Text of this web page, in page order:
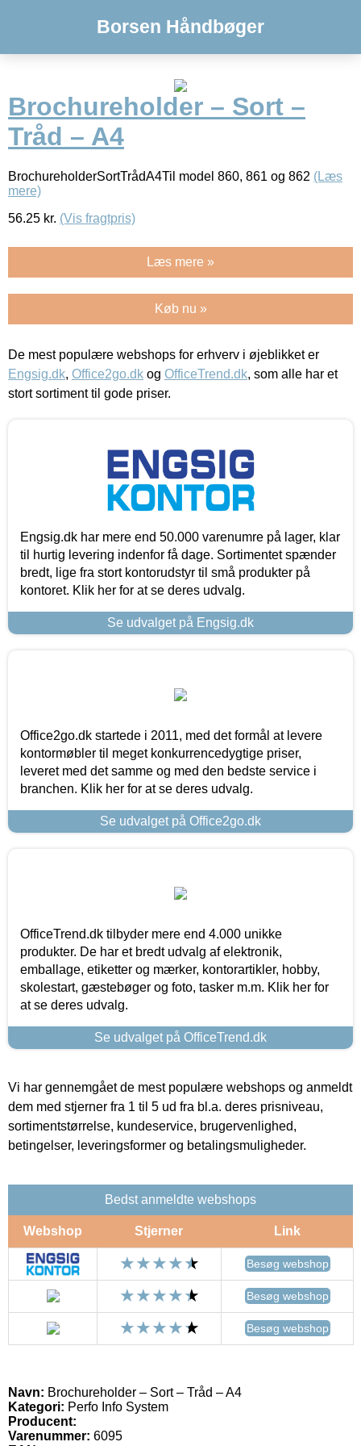
Borsen Håndbøger
Brochureholder – Sort –
Tråd – A4
BrochureholderSortTrådA4Til model 860, 861 og 862 (Læs
mere)
56.25 kr. (Vis fragtpris)
Læs mere »
Køb nu »
De mest populære webshops for erhverv i øjeblikket er
Engsig.dk, Office2go.dk og OfficeTrend.dk, som alle har et
stort sortiment til gode priser.
Engsig.dk har mere end 50.000 varenumre på lager, klar
til hurtig levering indenfor få dage. Sortimentet spænder
bredt, lige fra stort kontorudstyr til små produkter på
kontoret. Klik her for at se deres udvalg.
Se udvalget på Engsig.dk
Office2go.dk startede i 2011, med det formål at levere
kontormøbler til meget konkurrencedygtige priser,
leveret med det samme og med den bedste service i
branchen. Klik her for at se deres udvalg.
Se udvalget på Office2go.dk
OfficeTrend.dk tilbyder mere end 4.000 unikke
produkter. De har et bredt udvalg af elektronik,
emballage, etiketter og mærker, kontorartikler, hobby,
skolestart, gæstebøger og foto, tasker m.m. Klik her for
at se deres udvalg.
Se udvalget på OfficeTrend.dk
Vi har gennemgået de mest populære webshops og anmeldt
dem med stjerner fra 1 til 5 ud fra bl.a. deres prisniveau,
sortimentstørrelse, kundeservice, brugervenlighed,
betingelser, leveringsformer og betalingsmuligheder.
Bedst anmeldte webshops
Webshop Stjerner Link
Besøg webshop
Besøg webshop
Besøg webshop
Navn: Brochureholder – Sort – Tråd – A4
Kategori: Perfo Info System
Producent:
Varenummer: 6095